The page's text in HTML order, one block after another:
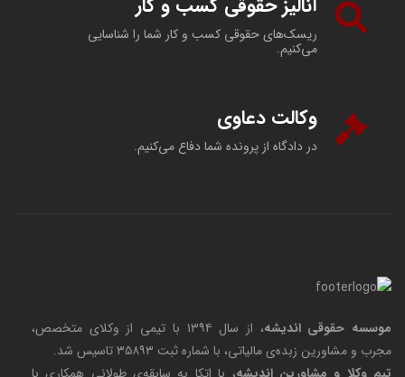
ریسک‌های حقوقی کسب و کار شما را شناسایی
می‌کنیم.
وکالت دعاوی
در دادگاه از پرونده شما دفاع می‌کنیم.
موسسه حقوقی اندیشه
، از سال ۱۳۹۴ با تیمی از وکلای متخصص،
مجرب و مشاورین زبده‌ی مالیاتی، با شماره ثبت ۳۵۸۹۳ تاسیس شد.